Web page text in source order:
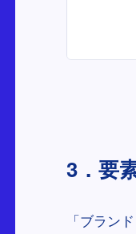
3．要
「ブラン